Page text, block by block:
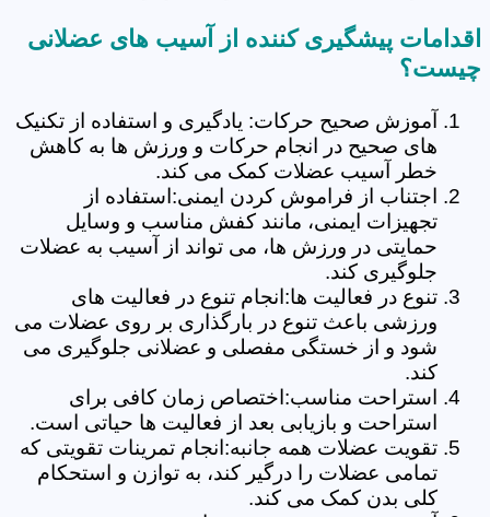
اقدامات پیشگیری کننده از آسیب های عضلانی
چیست؟
آموزش صحیح حرکات: یادگیری و استفاده از تکنیک
های صحیح در انجام حرکات و ورزش ها به کاهش
خطر آسیب عضلات کمک می کند.
اجتناب از فراموش کردن ایمنی:استفاده از
تجهیزات ایمنی، مانند کفش مناسب و وسایل
حمایتی در ورزش ها، می تواند از آسیب به عضلات
جلوگیری کند.
تنوع در فعالیت ها:انجام تنوع در فعالیت های
ورزشی باعث تنوع در بارگذاری بر روی عضلات می
شود و از خستگی مفصلی و عضلانی جلوگیری می
کند.
استراحت مناسب:اختصاص زمان کافی برای
استراحت و بازیابی بعد از فعالیت ها حیاتی است.
تقویت عضلات همه جانبه:انجام تمرینات تقویتی که
تمامی عضلات را درگیر کند، به توازن و استحکام
کلی بدن کمک می کند.